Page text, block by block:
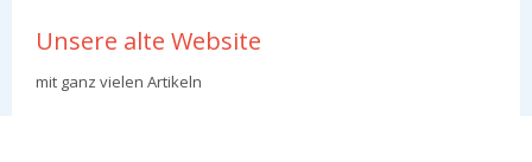
Unsere alte Website
mit ganz vielen Artikeln